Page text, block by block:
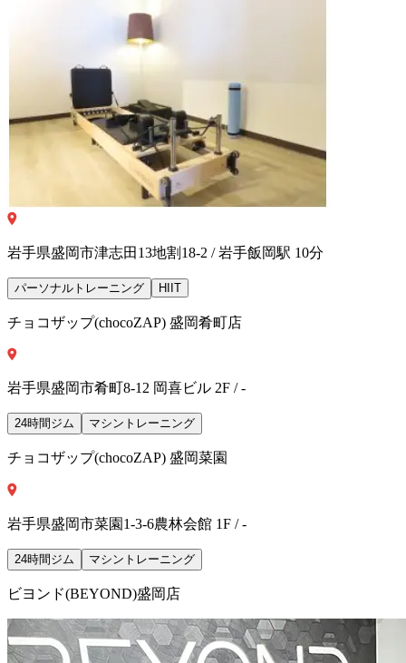
岩手県盛岡市津志田13地割18-2 / 岩手飯岡駅 10分
パーソナルトレーニング HIIT
チョコザップ(chocoZAP) 盛岡肴町店
岩手県盛岡市肴町8-12 岡喜ビル 2F / -
24時間ジム マシントレーニング
チョコザップ(chocoZAP) 盛岡菜園
岩手県盛岡市菜園1-3-6農林会館 1F / -
24時間ジム マシントレーニング
ビヨンド(BEYOND)盛岡店